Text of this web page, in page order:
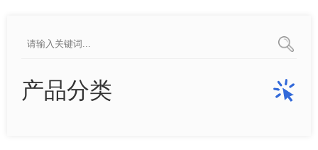
产品分类